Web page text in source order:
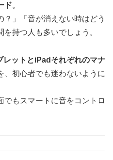
ド。
」「音が消えない時はどう
持つ人も多いでしょう。
ットとiPadそれぞれのマナ
、初心者でも迷わないように
もスマートに音をコントロ